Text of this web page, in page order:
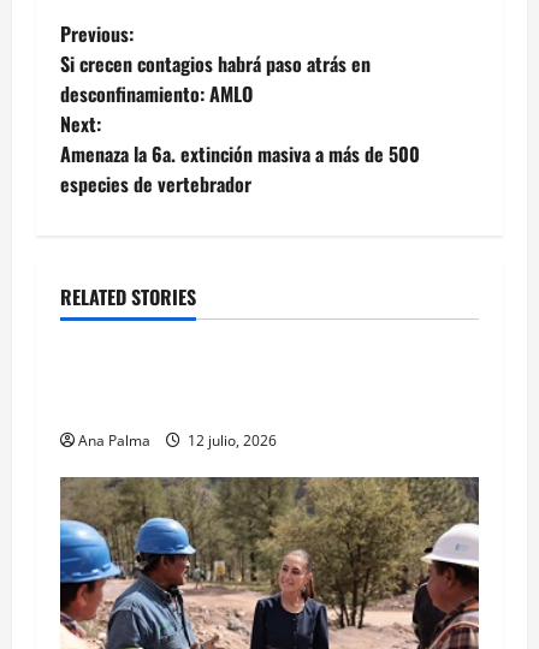
Post
navigation
Previous:
Si crecen contagios habrá paso atrás en
desconfinamiento: AMLO
Next:
Amenaza la 6a. extinción masiva a más de 500
especies de vertebrador
RELATED STORIES
MEXICO Portada
Ana Palma 12 julio, 2026